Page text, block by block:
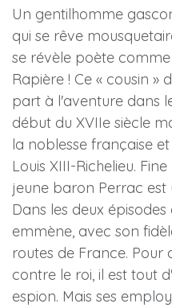
Un gentilhomme
qui se rêve
se révèle poète
Rapière ! Ce « cousin »
part à l'aventure dans
début du XVIIe siècle
la noblesse française
Louis XIII-Richelieu.
jeune baron Perrac est
Dans les deux
emmène, avec son
routes de France.
contre le roi, il est tout
espion. Mais ses